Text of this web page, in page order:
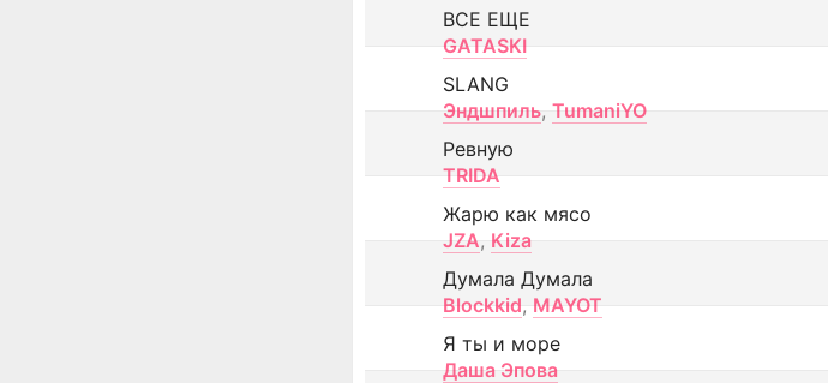
ВСЕ ЕЩЕ
GATASKI
SLANG
Эндшпиль, TumaniYO
Ревную
TRIDA
Жарю как мясо
JZA, Kiza
Думала Думала
Blockkid, MAYOT
Я ты и море
Даша Эпова